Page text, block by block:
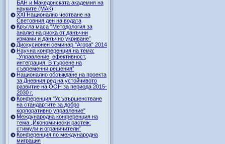
БАН и Македонската академия на
науките (МАК)
XXI Национално честване на
Световния ден на водата
Кръгла маса "Методология за
анализ на риска от данъчни
измами и данъчно укриване”
Дискусионен семинар "Агора" 2014
Научна конференция на тема:
„Управление, ефективност,
интеграция. В търсене на
съвременни решения”
Национално обсъждане на проекта
за Дневния ред на устойчивото
развитие на ООН за периода 2015-
2030 г.
Конференция "Усъвършенстване
на стандартите за добро
корпоративно управление"
Международна конференция на
тема „Икономически растеж:
стимули и ограничители”
Конференция по международна
миграция